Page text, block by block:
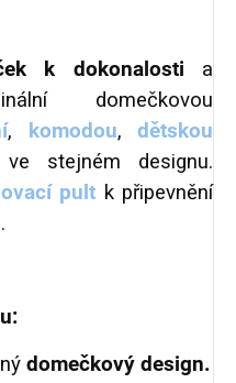
k dokonalosti a
domečkovou
, komodou, dětskou
stejném designu.
pult k připevnění
domečkový design.